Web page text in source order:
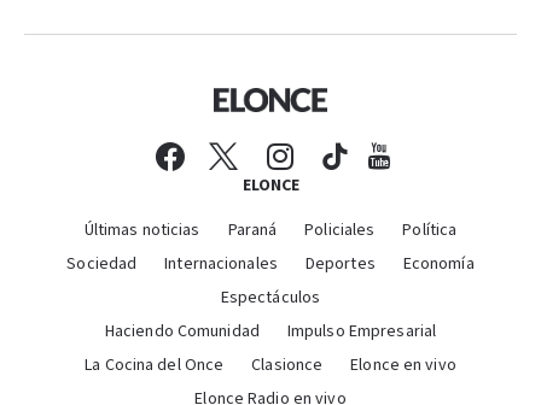
ELONCE
Últimas noticias Paraná Policiales
Política
Sociedad
Internacionales Deportes
Economía
Espectáculos
Haciendo Comunidad
Impulso Empresarial
La Cocina del Once
Clasionce
Elonce en vivo
Elonce Radio en vivo